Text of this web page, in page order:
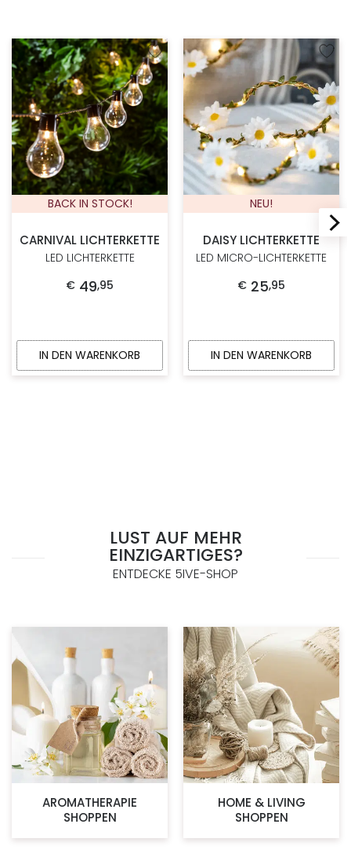
Zur Wunschliste hinzufügen
BACK IN STOCK!
CARNIVAL LICHTERKETTE
LED LICHTERKETTE
€ 49,95
IN DEN WARENKORB
Zur
NEU!
DAISY LICHTERKETTE
LED MICRO-LICHTERKETTE
€ 25,95
IN DEN WARENKORB
LUST AUF MEHR
EINZIGARTIGES?
ENTDECKE 5IVE-SHOP
AROMATHERAPIE
SHOPPEN
HOME & LIVING
SHOPPEN